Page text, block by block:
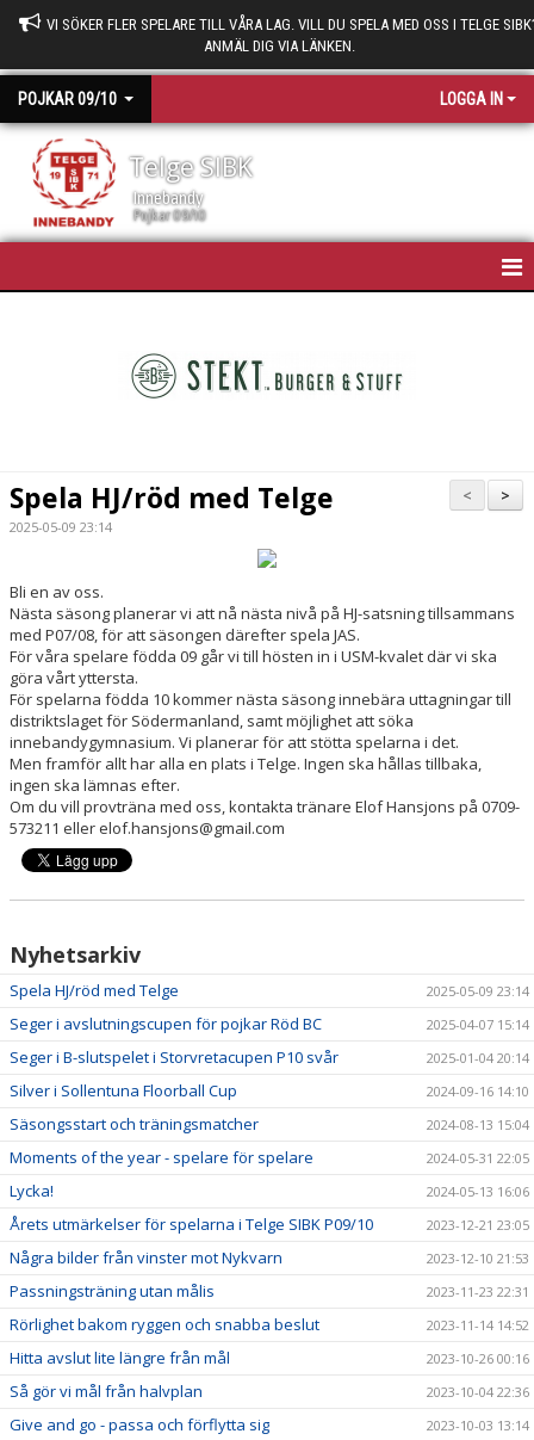
VI SÖKER FLER SPELARE TILL VÅRA LAG. VILL DU SPELA MED OSS I TELGE
ANMÄL DIG VIA LÄNKEN.
POJKAR 09/10 LOGGA IN
Telge SIBK
Innebandy
Pojkar 09/10
BILDGALLERI
KONTAKT
MATCHER
LAGETS INSTA
>
<
Spela HJ/röd med Telge
2025-05-09 23:14
Bli en av oss.
Nästa säsong planerar vi att nå nästa nivå på HJ-satsning tillsammans
med P07/08, för att säsongen därefter spela JAS.
För våra spelare födda 09 går vi till hösten in i USM-kvalet där vi ska
göra vårt yttersta.
För spelarna födda 10 kommer nästa säsong innebära uttagningar till
distriktslaget för Södermanland, samt möjlighet att söka
innebandygymnasium. Vi planerar för att stötta spelarna i det.
Men framför allt har alla en plats i Telge. Ingen ska hållas tillbaka,
ingen ska lämnas efter.
Om du vill provträna med oss, kontakta tränare Elof Hansjons på 0709-
573211 eller elof.hansjons@gmail.com
Nyhetsarkiv
Spela HJ/röd med Telge 2025-05-09 23:14
Seger i avslutningscupen för pojkar Röd BC 2025-04-07 15:14
Seger i B-slutspelet i Storvretacupen P10 svår 2025-01-04 20:14
Silver i Sollentuna Floorball Cup 2024-09-16 14:10
Säsongsstart och träningsmatcher 2024-08-13 15:04
Moments of the year - spelare för spelare 2024-05-31 22:05
Lycka! 2024-05-13 16:06
Årets utmärkelser för spelarna i Telge SIBK P09/10 2023-12-21 23:05
Några bilder från vinster mot Nykvarn 2023-12-10 21:53
Passningsträning utan målis 2023-11-23 22:31
Rörlighet bakom ryggen och snabba beslut 2023-11-14 14:52
Hitta avslut lite längre från mål 2023-10-26 00:16
Så gör vi mål från halvplan 2023-10-04 22:36
Give and go - passa och förflytta sig 2023-10-03 13:14